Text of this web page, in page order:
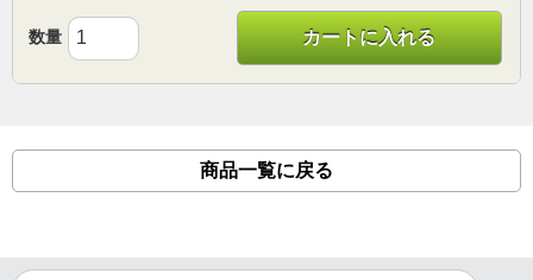
数量 カートに入れる
商品一覧に戻る